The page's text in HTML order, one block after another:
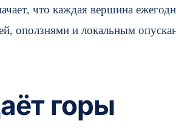
что каждая вершина
оползнями и локальным
горы